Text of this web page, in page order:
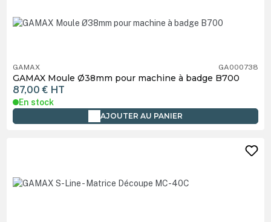
GAMAX GA000738
GAMAX Moule Ø38mm pour machine à badge B700
87,00 € HT
En stock
AJOUTER AU PANIER